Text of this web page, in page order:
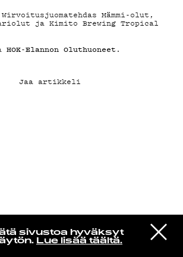
sivustoa hyväksyt
Lue lisää täältä.
VIESTI
STUDIOON
The Deadbeats
Mämmi-olut,
ja Kimito Brewing Tropical
HOK-Elannon Oluthuoneet.
Jaa artikkeli